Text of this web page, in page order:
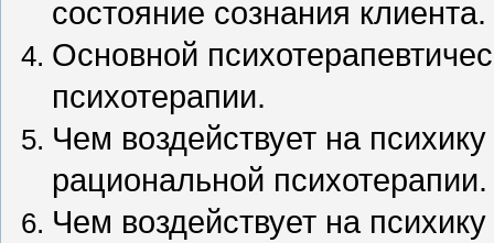
состояние сознания клиента.
Основной
психотерапии.
Чем воздействует на
рациональной психотерапии.
Чем воздействует на